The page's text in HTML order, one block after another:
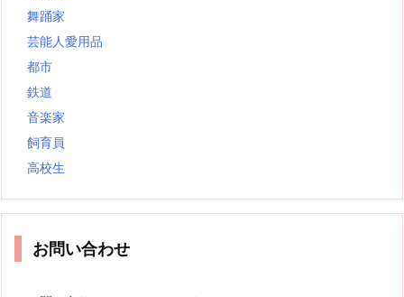
舞踊家
芸能人愛用品
都市
鉄道
音楽家
飼育員
高校生
お問い合わせ